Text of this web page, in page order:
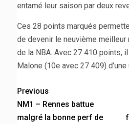
entamé leur saison par deux
Ces 28 points marqués
de devenir le neuvième meilleur
de la NBA. Avec 27 410 points,
Malone (10e avec 27 409) d’une
Previous
NM1 – Rennes battue
malgré la bonne perf de